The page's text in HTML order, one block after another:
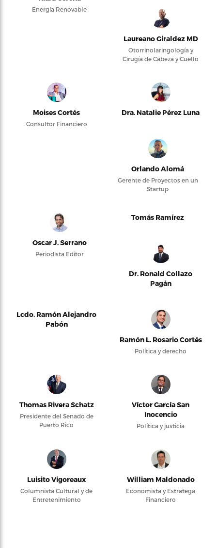
Energía Renovable
Laureano Giraldez MD
Otorrinolaringología y
Cirugía de Cabeza y Cuello
Moises Cortés
Consultor Financiero
Dra. Natalie Pérez Luna
Orlando Alomá
Gerente de Proyectos en un
Startup
Oscar J. Serrano
Periodista Editor
Tomás Ramírez
Dr. Ronald Collazo
Pagán
Lcdo. Ramón Alejandro
Pabón
Ramón L. Rosario Cortés
Política y derecho
Thomas Rivera Schatz
Presidente del Senado de
Puerto Rico
Víctor García San
Inocencio
Política y justicia
Luisito Vigoreaux
Columnista Cultural y de
Entretenimiento
William Maldonado
Economista y Estratega
Financiero